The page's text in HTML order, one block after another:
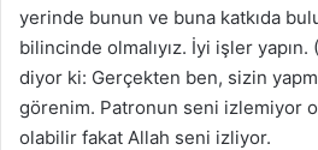
yerinde bunun ve buna katkıda
bilincinde olmalıyız. İyi işler
diyor ki: Gerçekten ben, sizin
görenim. Patronun seni izlemiyor
olabilir fakat Allah seni izliyor.